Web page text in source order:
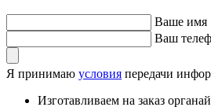
Ваше имя
Ваш
Я принимаю условия передачи
Изготавливаем на заказ